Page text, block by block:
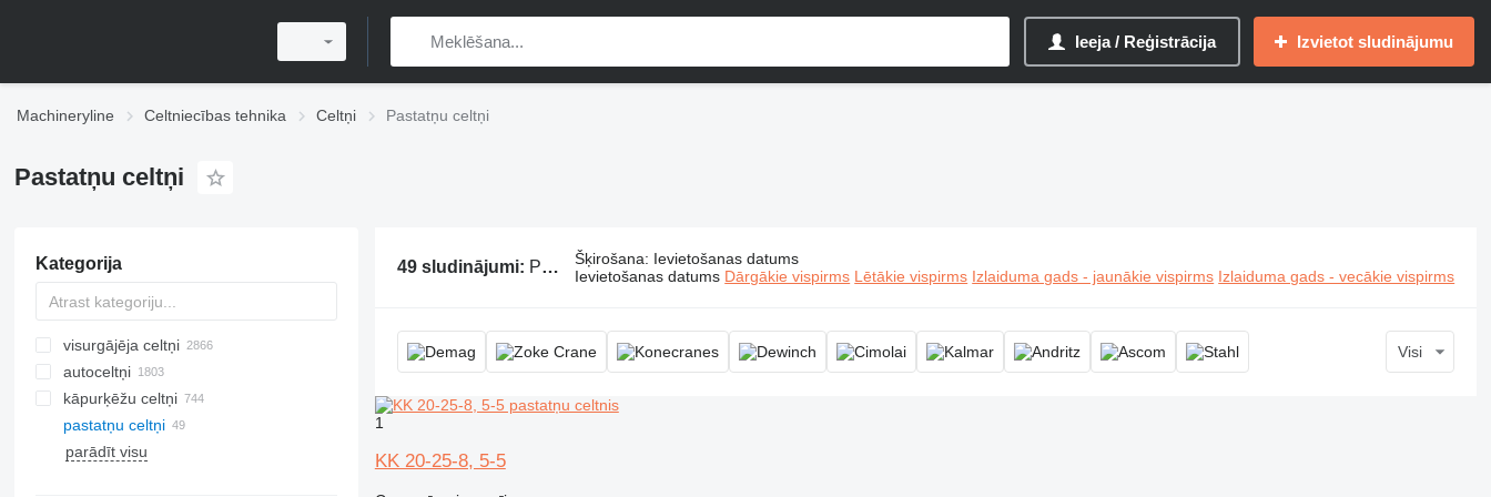
Ieeja / Reģistrācija Izvietot sludinājumu
Machineryline Celtniecības tehnika Celtņi Pastatņu celtņi
Pastatņu celtņi
Kategorija
visurgājēja celtņi
autoceltņi
kāpurķēžu celtņi
pastatņu celtņi
parādīt visu
49 sludinājumi: Pastatņu celtņi Šķirošana: Ievietošanas datums
Ievietošanas datums Dārgākie vispirms Lētākie vispirms Izlaiduma gads - jaunākie vispirms Izlaiduma gads - vecākie vispirms
Visi
1
KK 20-25-8, 5-5